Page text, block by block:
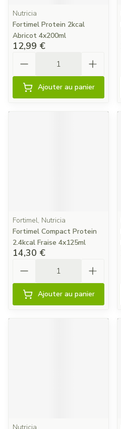
Nutricia
Fortimel Protein 2kcal
Abricot 4x200ml
12,99 €
Ajouter au panier
Fortimel, Nutricia
Fortimel Compact Protein
2.4kcal Fraise 4x125ml
14,30 €
Ajouter au panier